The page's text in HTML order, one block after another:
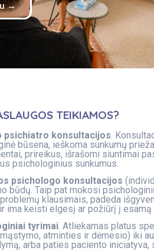
→
TEIKIAMOS?
psichiatro konsultacijos.
būsena, ieškoma sunkumų
prireikus, išrašomi siuntimai
psichologinius sunkumus.
psichologo konsultacijos
būdų. Taip pat mokosi
klausimais, padeda
ima keisti elgesį ar požiūrį į
tyrimai. Atliekamas platus
atminties ir dėmesio) iki
arba paties paciento